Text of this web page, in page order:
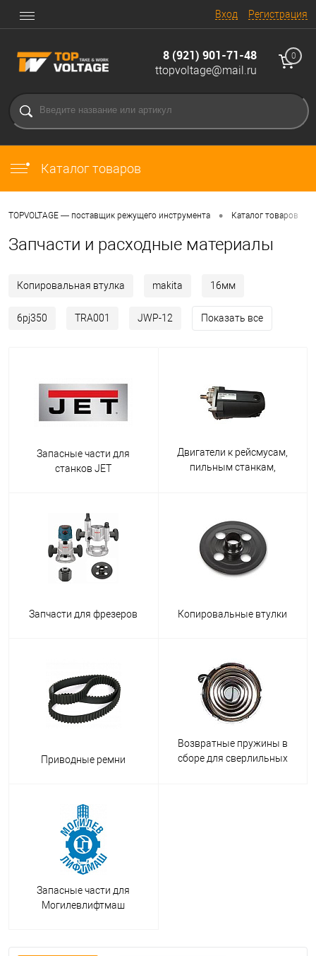
Вход Регистрация
8 (921) 901-71-48
ttopvoltage@mail.ru
0
Каталог товаров
TOPVOLTAGE — поставщик режущего инструмента • Каталог товаров
Запчасти и расходные материалы
Копировальная втулка makita 16мм
6pj350 TRA001 JWP-12 Показать все
Запасные части для
станков JET
Двигатели к рейсмусам,
пильным станкам,
Запчасти для фрезеров Копировальные втулки
Приводные ремни
Возвратные пружины в
сборе для сверлильных
Запасные части для
Могилевлифтмаш